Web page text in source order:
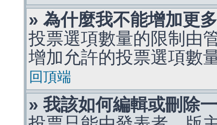
» 為什麼我不能增加更
投票選項數量的限制由
增加允許的投票選項數
回頂端
» 我該如何編輯或刪除